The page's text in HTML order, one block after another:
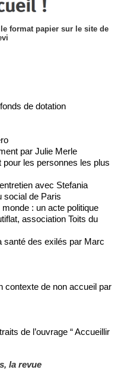
format papier sur le site de
de dotation
par Julie Merle
pour les personnes les plus
avec Stefania
social de Paris
: un acte politique
association Toits du
santé des exilés par Marc
contexte de non accueil par
de l’ouvrage “ Accueillir